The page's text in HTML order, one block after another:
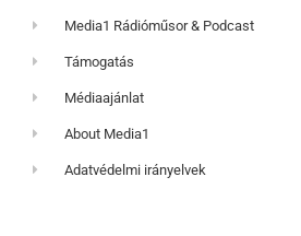
Media1 Rádióműsor & Podcast
Támogatás
Médiaajánlat
About Media1
Adatvédelmi irányelvek